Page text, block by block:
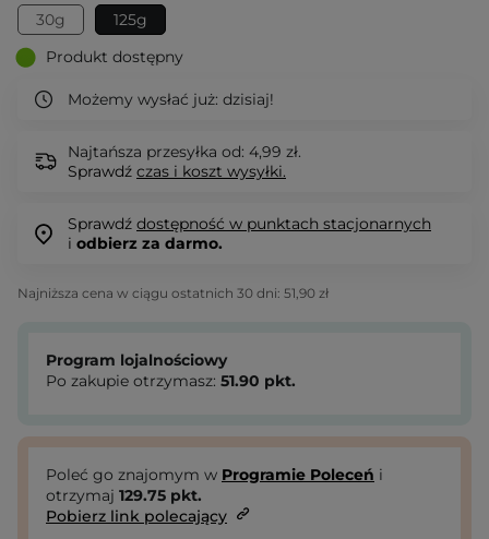
30g
125g
Produkt dostępny
Możemy wysłać już: dzisiaj!
Najtańsza przesyłka od: 4,99 zł.
Sprawdź czas i koszt wysyłki.
Sprawdź dostępność w punktach stacjonarnych
i odbierz za darmo.
Najniższa cena w ciągu ostatnich 30 dni: 51,90 zł
Program lojalnościowy
Po zakupie otrzymasz: 51.90 pkt.
Poleć go znajomym w Programie Poleceń i
otrzymaj 129.75 pkt.
Pobierz link polecający